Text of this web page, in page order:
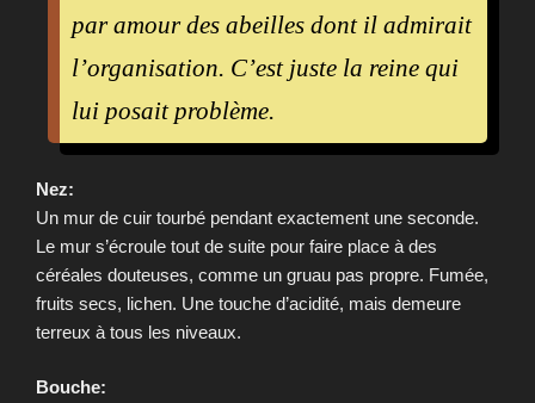
par amour des abeilles dont il admirait
l’organisation. C’est juste la reine qui
lui posait problème.
Nez:
Un mur de cuir tourbé pendant exactement une seconde.
Le mur s’écroule tout de suite pour faire place à des
céréales douteuses, comme un gruau pas propre. Fumée,
fruits secs, lichen. Une touche d’acidité, mais demeure
terreux à tous les niveaux.
Bouche: